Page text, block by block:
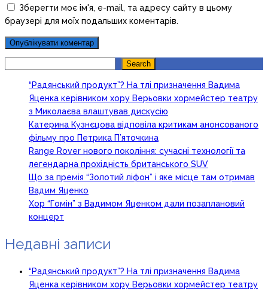
Зберегти моє ім'я, e-mail, та адресу сайту в цьому
браузері для моїх подальших коментарів.
Search
“Радянський продукт”? На тлі призначення Вадима
Яценка керівником хору Верьовки хормейстер театру
з Миколаєва влаштував дискусію
Катерина Кузнєцова відповіла критикам анонсованого
фільму про Петрика П’яточкина
Range Rover нового покоління: сучасні технології та
легендарна прохідність британського SUV
Що за премія “Золотий ліфон” і яке місце там отримав
Вадим Яценко
Хор “Гомін” з Вадимом Яценком дали позаплановий
концерт
Недавні записи
“Радянський продукт”? На тлі призначення Вадима
Яценка керівником хору Верьовки хормейстер театру